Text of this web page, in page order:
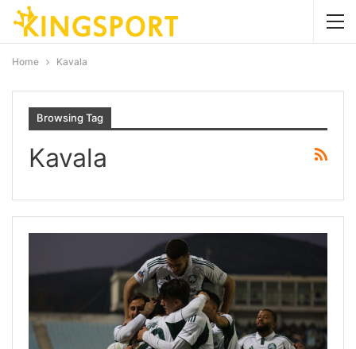
Home Kavala
Browsing Tag
Kavala